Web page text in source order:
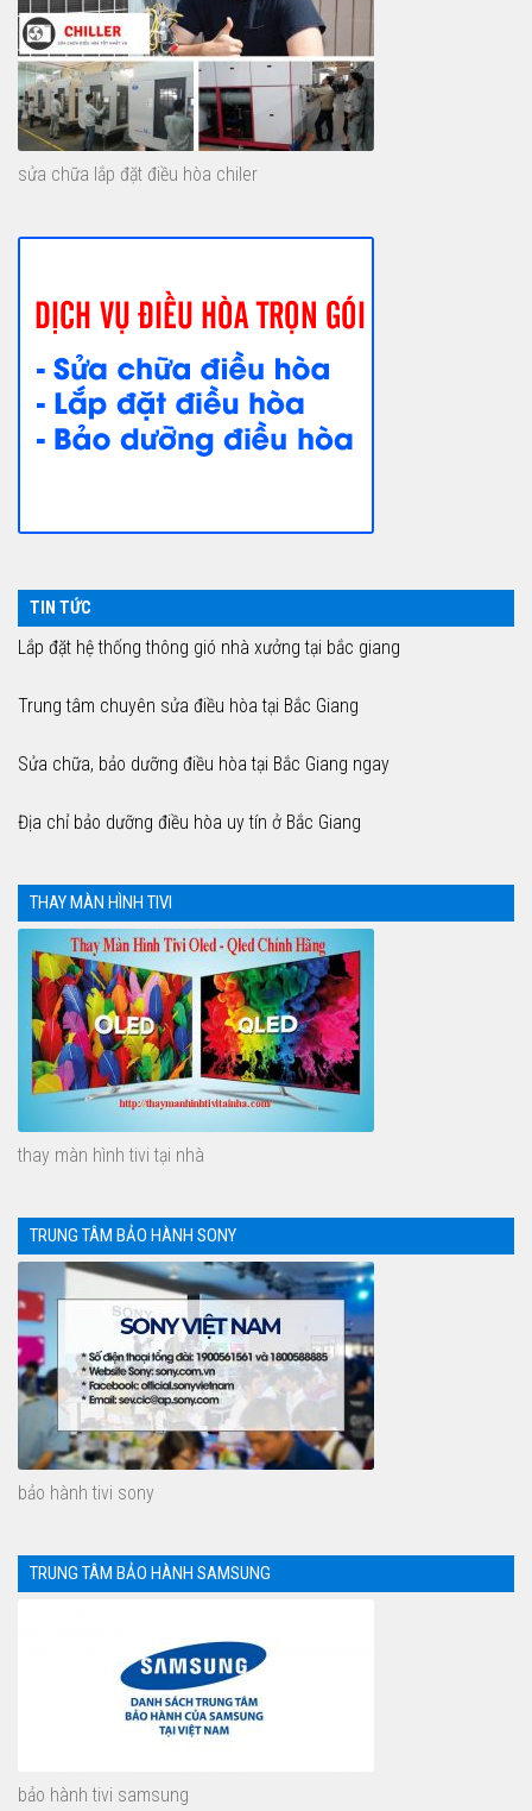
sửa chữa lắp đặt điều hòa chiler
TIN TỨC
Lắp đặt hệ thống thông gió nhà xưởng tại bắc giang
Trung tâm chuyên sửa điều hòa tại Bắc Giang
Sửa chữa, bảo dưỡng điều hòa tại Bắc Giang ngay
Địa chỉ bảo dưỡng điều hòa uy tín ở Bắc Giang
THAY MÀN HÌNH TIVI
thay màn hình tivi tại nhà
TRUNG TÂM BẢO HÀNH SONY
bảo hành tivi sony
TRUNG TÂM BẢO HÀNH SAMSUNG
bảo hành tivi samsung